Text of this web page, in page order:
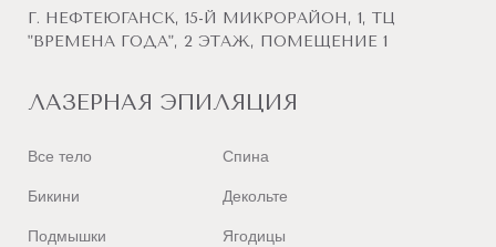
Г. НЕФТЕЮГАНСК, 15-Й МИКРОРАЙОН, 1, ТЦ
"ВРЕМЕНА ГОДА", 2 ЭТАЖ, ПОМЕЩЕНИЕ 1
ЛАЗЕРНАЯ ЭПИЛЯЦИЯ
Все тело
Бикини
Подмышки
Спина
Декольте
Ягодицы